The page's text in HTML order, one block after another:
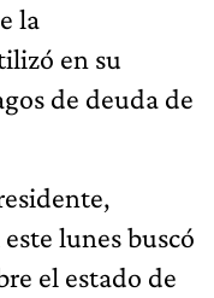
la
en su
de deuda de
lunes buscó
el estado de